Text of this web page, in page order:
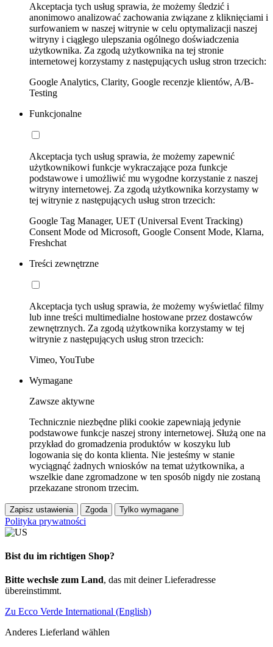
Akceptacja tych usług sprawia, że możemy śledzić i
anonimowo analizować zachowania związane z kliknięciami i
surfowaniem w naszej witrynie w celu optymalizacji naszej
witryny i ciągłego ulepszania ogólnego doświadczenia
użytkownika. Za zgodą użytkownika na tej stronie
internetowej korzystamy z następujących usług stron trzecich:
Google Analytics, Clarity, Google recenzje klientów, A/B-
Testing
Funkcjonalne
Akceptacja tych usług sprawia, że możemy zapewnić
użytkownikowi funkcje wykraczające poza funkcje
podstawowe i umożliwić mu wygodne korzystanie z naszej
witryny internetowej. Za zgodą użytkownika korzystamy w
tej witrynie z następujących usług stron trzecich:
Google Tag Manager, UET (Universal Event Tracking)
Consent Mode od Microsoft, Google Consent Mode, Klarna,
Freshchat
Treści zewnętrzne
Akceptacja tych usług sprawia, że możemy wyświetlać filmy
lub inne treści multimedialne hostowane przez dostawców
zewnętrznych. Za zgodą użytkownika korzystamy w tej
witrynie z następujących usług stron trzecich:
Vimeo, YouTube
Wymagane
Zawsze aktywne
Technicznie niezbędne pliki cookie zapewniają jedynie
podstawowe funkcje naszej strony internetowej. Służą one na
przykład do gromadzenia produktów w koszyku lub
logowania się do konta klienta. Nie jesteśmy w stanie
wyciągnąć żadnych wniosków na temat użytkownika, a
wszelkie dane zgromadzone w ten sposób nigdy nie zostaną
przekazane stronom trzecim.
Zapisz ustawienia Zgoda Tylko wymagane
Polityka prywatności
Bist du im richtigen Shop?
Bitte wechsle zum Land, das mit deiner Lieferadresse
übereinstimmt.
Zu Ecco Verde International (English)
Anderes Lieferland wählen